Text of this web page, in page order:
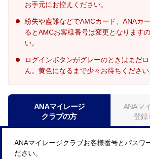
お手元にお控えください。
紛失や盗難などでAMCカード、ANAカ
るとAMCお客様番号は変更となります
い。
ログインボタンがグレーのときはまだ
ん。黄色になるまで少々お待ちください
ANAマイレージ
クラブの方
ANAマ
登録
ANAマイレージクラブお客様番号とパスワ
ださい。